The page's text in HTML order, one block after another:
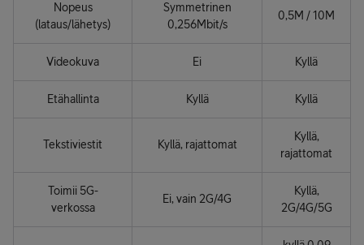
Nopeus
(lataus/lähetys)
Symmetrinen
0,256Mbit/s
0,5M / 10M
Videokuva Ei Kyllä
Etähallinta Kyllä Kyllä
Tekstiviestit Kyllä, rajattomat
Kyllä,
rajattomat
Toimii 5G-
verkossa
Ei, vain 2G/4G
Kyllä,
2G/4G/5G